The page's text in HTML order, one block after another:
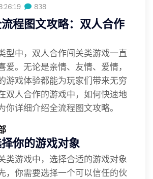
838
程图文攻略：双人合作
型中，双人合作闯关类游戏一直
爱。无论是亲情、友情、爱情，
游戏体验都能为玩家们带来无穷
双人合作的游戏中，如何快速地
你详细介绍全流程图文攻略。
你的游戏对象
类游戏中，选择合适的游戏对象
，你需要选择一个可以信任的伙